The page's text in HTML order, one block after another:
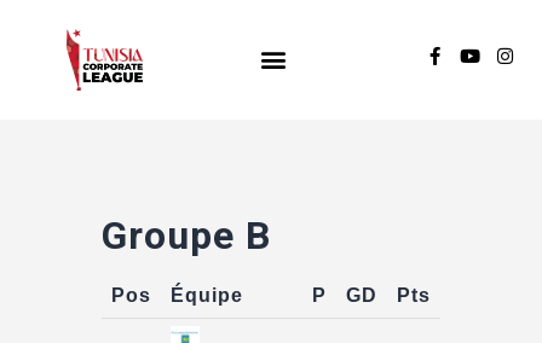
TUNISIA CORPORATE LEAGUE
Groupe B
Groupe B
Pos Équipe P GD Pts